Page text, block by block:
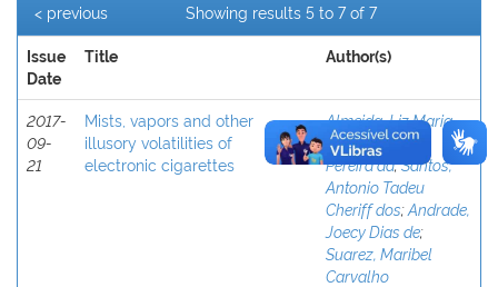
Showing results 5 to 7 of 7
< previous
Issue
Date
Title Author(s)
2017-
09-
21
Mists, vapors and other
illusory volatilities of
electronic cigarettes
Almeida, Liz Maria
de;Silva, Rildo
Pereira da;Santos,
Antonio Tadeu
Cheriff dos;Andrade,
Joecy Dias de;
Suarez, Maribel
Carvalho